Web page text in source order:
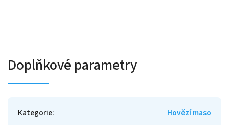
Doplňkové parametry
Kategorie:
Hovězí maso